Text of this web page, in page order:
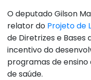
O deputado Gilson
relator do Projeto de
de Diretrizes e Bases
incentivo do
programas de
de saúde.